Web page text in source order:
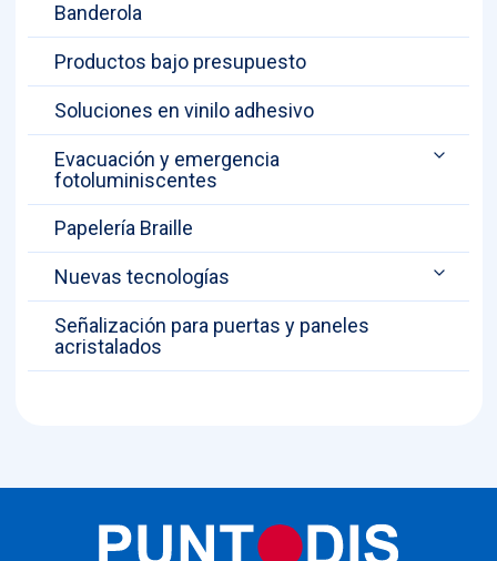
Banderola
Productos bajo presupuesto
Soluciones en vinilo adhesivo
Evacuación y emergencia
fotoluminiscentes
Papelería Braille
Nuevas tecnologías
Señalización para puertas y paneles
acristalados